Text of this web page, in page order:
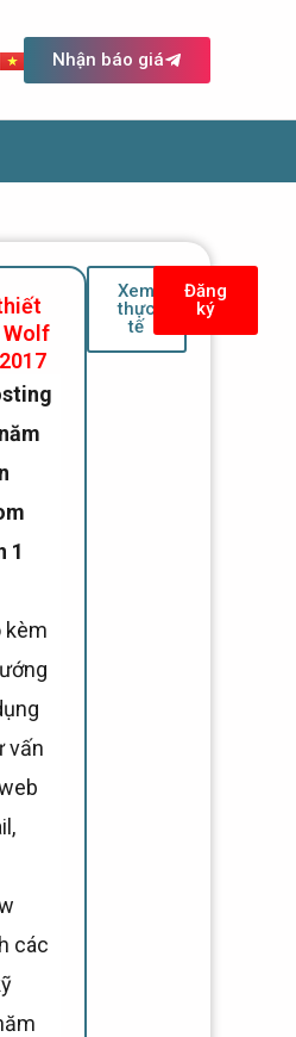
tuyến
Nhận báo giá
Wolf
1
kèm
vấn
các
Xem
thực
tế
Đăng
ký